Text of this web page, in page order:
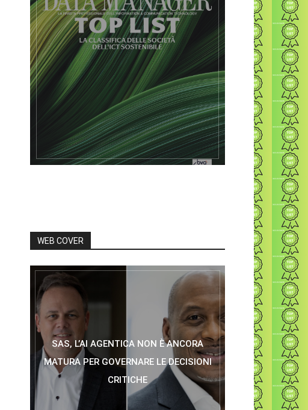
WEB COVER
SAS, L’AI AGENTICA NON È ANCORA
MATURA PER GOVERNARE LE DECISIONI
CRITICHE